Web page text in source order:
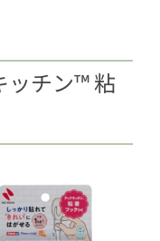
ッチン™ 粘